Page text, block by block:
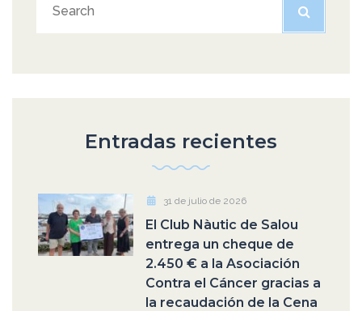
Entradas recientes
31 de julio de 2026
El Club Nàutic de Salou
entrega un cheque de
2.450 € a la Asociación
Contra el Cáncer gracias a
la recaudación de la Cena